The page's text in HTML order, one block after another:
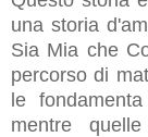
una storia
Sia ​​Mia che
percorso di
le
mentre